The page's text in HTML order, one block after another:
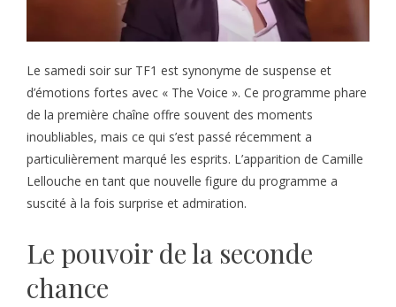
Le samedi soir sur TF1 est synonyme de suspense et
d’émotions fortes avec « The Voice ». Ce programme phare
de la première chaîne offre souvent des moments
inoubliables, mais ce qui s’est passé récemment a
particulièrement marqué les esprits. L’apparition de Camille
Lellouche en tant que nouvelle figure du programme a
suscité à la fois surprise et admiration.
Le pouvoir de la seconde
chance